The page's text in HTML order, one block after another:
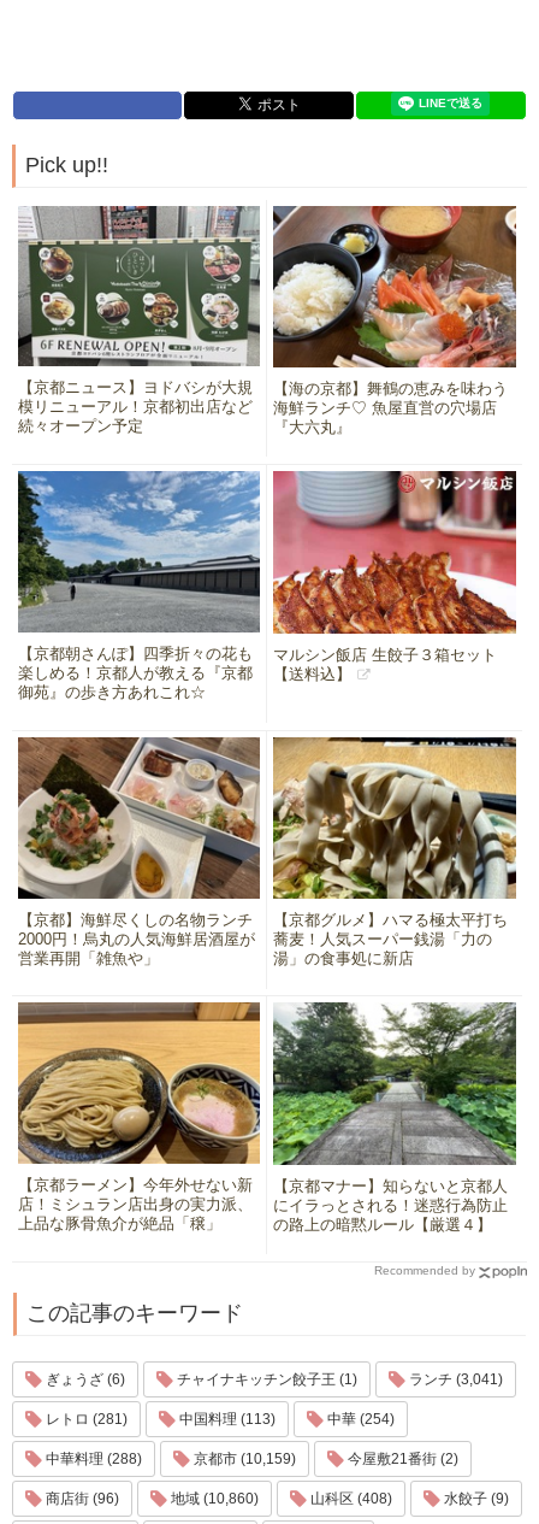
Pick up!!
【京都ニュース】ヨドバシが大規
模リニューアル！京都初出店など
続々オープン予定
【海の京都】舞鶴の恵みを味わう
海鮮ランチ♡ 魚屋直営の穴場店
『大六丸』
【京都朝さんぽ】四季折々の花も
楽しめる！京都人が教える『京都
御苑』の歩き方あれこれ☆
マルシン飯店 生餃子３箱セット
【送料込】
【京都】海鮮尽くしの名物ランチ
2000円！烏丸の人気海鮮居酒屋が
営業再開「雑魚や」
【京都グルメ】ハマる極太平打ち
蕎麦！人気スーパー銭湯「力の
湯」の食事処に新店
【京都ラーメン】今年外せない新
店！ミシュラン店出身の実力派、
上品な豚骨魚介が絶品「穣」
【京都マナー】知らないと京都人
にイラっとされる！迷惑行為防止
の路上の暗黙ルール【厳選４】
Recommended by
この記事のキーワード
ぎょうざ (6) チャイナキッチン餃子王 (1) ランチ (3,041)
レトロ (281) 中国料理 (113) 中華 (254)
中華料理 (288) 京都市 (10,159) 今屋敷21番街 (2)
商店街 (96) 地域 (10,860) 山科区 (408) 水餃子 (9)